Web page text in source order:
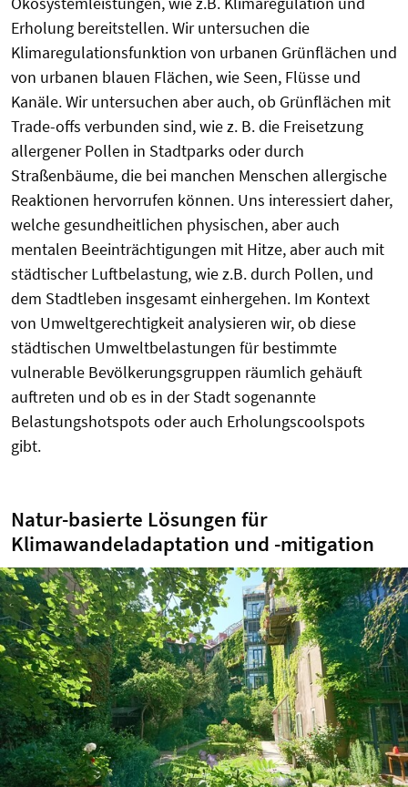
Erholung bereitstellen. Wir untersuchen die
Klimaregulationsfunktion von urbanen Grünflächen und
von urbanen blauen Flächen, wie Seen, Flüsse und
Kanäle. Wir untersuchen aber auch, ob Grünflächen mit
Trade-offs verbunden sind, wie z. B. die Freisetzung
allergener Pollen in Stadtparks oder durch
Straßenbäume, die bei manchen Menschen allergische
Reaktionen hervorrufen können. Uns interessiert daher,
welche gesundheitlichen physischen, aber auch
mentalen Beeinträchtigungen mit Hitze, aber auch mit
städtischer Luftbelastung, wie z.B. durch Pollen, und
dem Stadtleben insgesamt einhergehen. Im Kontext
von Umweltgerechtigkeit analysieren wir, ob diese
städtischen Umweltbelastungen für bestimmte
vulnerable Bevölkerungsgruppen räumlich gehäuft
auftreten und ob es in der Stadt sogenannte
Belastungshotspots oder auch Erholungscoolspots
gibt.
Natur-basierte Lösungen für
Klimawandeladaptation und -mitigation